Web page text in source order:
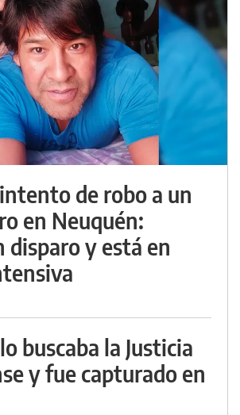
de robo a un
en Neuquén:
disparo y está en
buscaba la Justicia
y fue capturado en